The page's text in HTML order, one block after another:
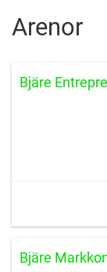
Arenor
Bjäre
Bjäre